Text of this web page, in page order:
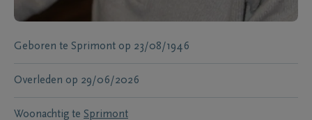
Geboren te Sprimont op 23/08/1946
Overleden op 29/06/2026
Woonachtig te Sprimont